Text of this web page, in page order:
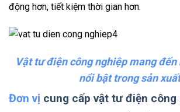
động hơn, tiết kiệm thời gian hơn.
Vật tư điện công nghiệp mang
nổi bật trong sản
Đơn vị cung cấp vật tư điện công